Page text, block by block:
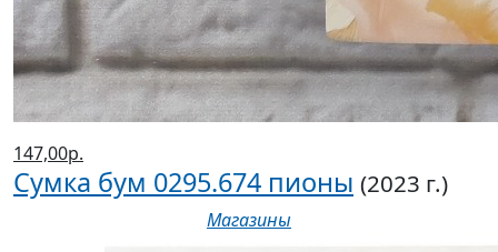
147,00р.
Сумка бум 0295.674 пионы (2023 г.)
Магазины